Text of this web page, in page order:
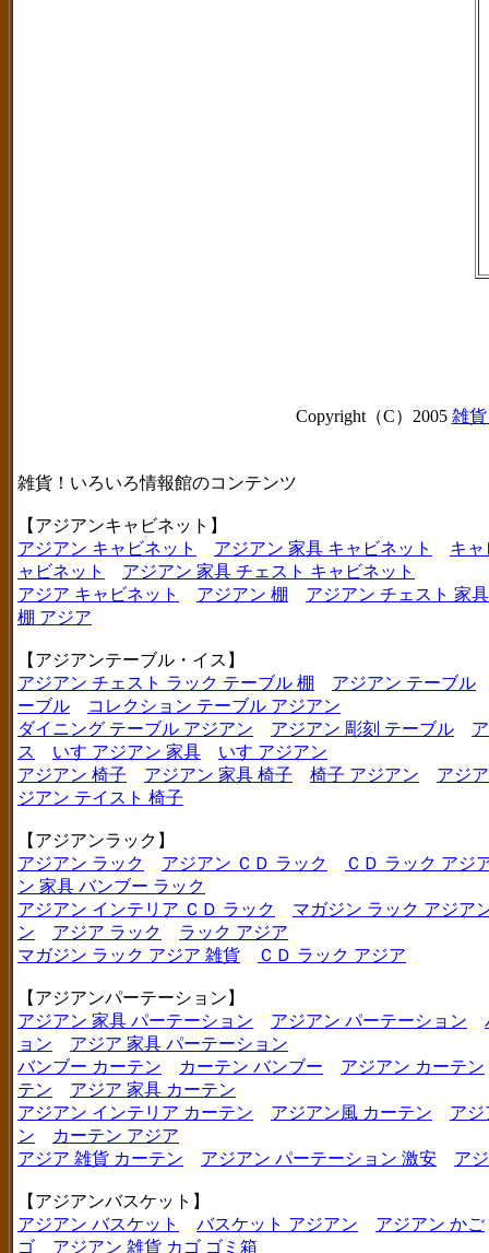
Copyright（C）2005 雑
雑貨！いろいろ情報館のコンテンツ
【アジアンキャビネット】
アジアン キャビネット
アジアン 家具 キャビネット
キャ
ャビネット
アジアン 家具 チェスト キャビネット
アジア キャビネット
アジアン 棚
アジアン チェスト 家
棚 アジア
【アジアンテーブル・イス】
アジアン チェスト ラック テーブル 棚
アジアン テーブル
ーブル
コレクション テーブル アジアン
ダイニング テーブル アジアン
アジアン 彫刻 テーブル
ス
いす アジアン 家具
いす アジアン
アジアン 椅子
アジアン 家具 椅子 椅子 アジアン
アジ
ジアン テイスト 椅子
【アジアンラック】
アジアン ラック
アジアン ＣＤ ラック
ＣＤ ラック アジ
ン 家具 バンブー ラック
アジアン インテリア ＣＤ ラック
マガジン ラック アジア
ン
アジア ラック
ラック アジア
マガジン ラック アジア 雑貨
ＣＤ ラック アジア
【アジアンパーテーション】
アジアン 家具 パーテーション
アジアン パーテーション
ョン
アジア 家具 パーテーション
バンブー カーテン
カーテン バンブー
アジアン カーテン
テン
アジア 家具 カーテン
アジアン インテリア カーテン
アジアン風 カーテン
アジ
ン
カーテン アジア
アジア 雑貨 カーテン
アジアン パーテーション 激安 ア
【アジアンバスケット】
アジアン バスケット
バスケット アジアン
アジアン かご
ゴ
アジアン 雑貨 カゴ ゴミ箱